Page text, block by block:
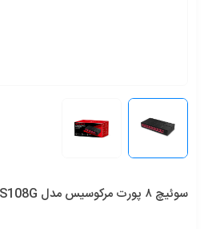
سوئیچ ۸ پورت مرکوسیس مدل MS108G